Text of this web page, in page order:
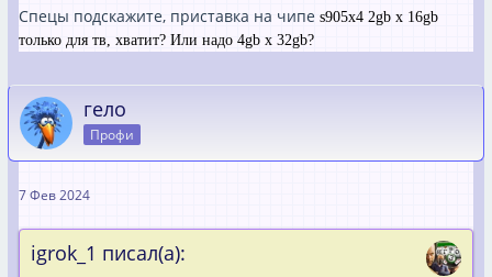
Спецы подскажите, приставка на чипе s905x4 2gb x 16gb
только для тв, хватит? Или надо 4gb x 32gb?
гело
Профи
7 Фев 2024
igrok_1 писал(а):